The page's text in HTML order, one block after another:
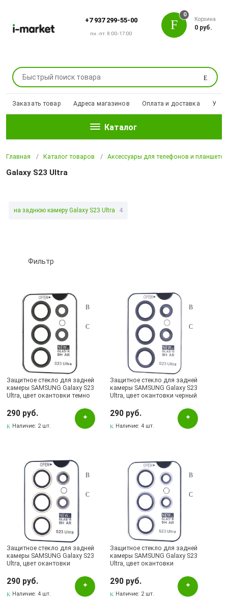
+7 937 299-55-00
пн.-пт. 8:00-17:00
Поиск
0
Корзина
0 руб.
Заказать товар Адреса магазинов Оплата и доставка
Каталог
Главная Каталог товаров Аксессуары для телефонов и планшетов
Galaxy S23 Ultra
на заднюю камеру Galaxy S23 Ultra 4
Фильтр
Подбор параметров
Цвет
Прозрачный
Наличие в магазинах
Pаспределительный центр
Бавлы, ул.Пионерская, 11
Лениногорск, ул.Вахитова, 5, (АВТОВОКЗАЛ)
Защитное стекло для задней
камеры SAMSUNG Galaxy S23
Ultra, цвет окантовки темно
290 руб.
Наличие: 2 шт.
Защитное стекло для задней
камеры SAMSUNG Galaxy S23
Ultra, цвет окантовки черный
290 руб.
Наличие:4 шт.
Защитное стекло для задней
камеры SAMSUNG Galaxy S23
Ultra, цвет окантовки
290 руб.
Наличие:4 шт.
Защитное стекло для задней
камеры SAMSUNG Galaxy S23
Ultra, цвет окантовки
290 руб.
Наличие: 2 шт.